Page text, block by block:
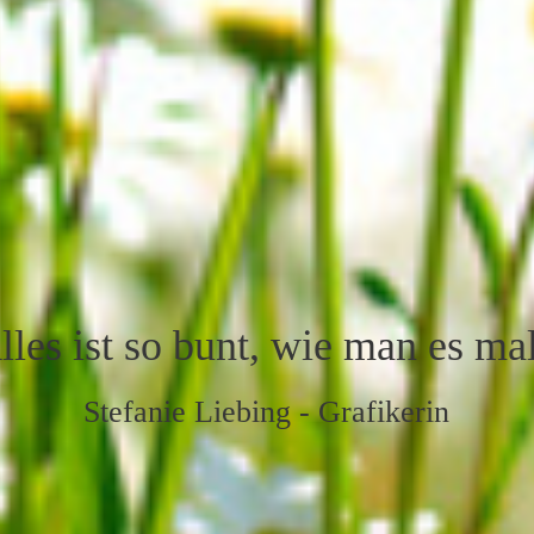
ist so bunt, wie man es
Stefanie Liebing - Grafikerin